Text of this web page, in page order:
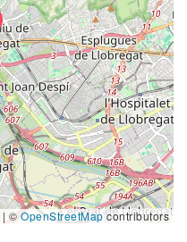
| ©OpenStreetMapcontributors